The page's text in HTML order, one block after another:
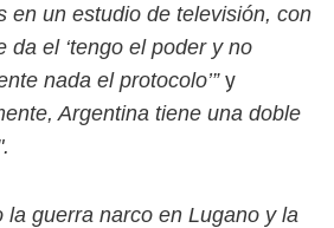
en un estudio de televisión, con
da el ‘tengo el poder y no
nada el protocolo’” y
Argentina tiene una doble
la guerra narco en Lugano y la